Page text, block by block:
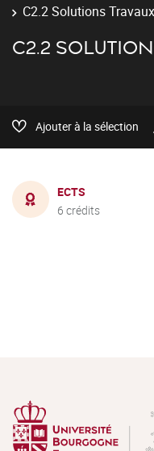
C2.2 Solutions
C2.2
Ajouter à la sélection
ECTS
6 crédits